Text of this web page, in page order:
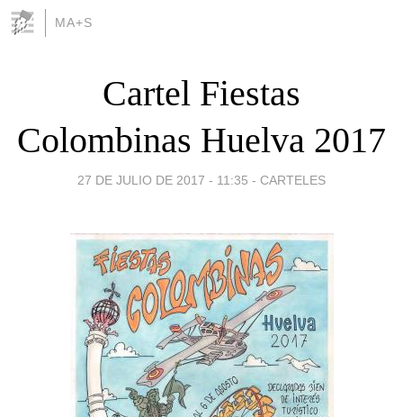
MA+S
Cartel Fiestas
Colombinas Huelva 2017
27 DE JULIO DE 2017 - 11:35 - CARTELES